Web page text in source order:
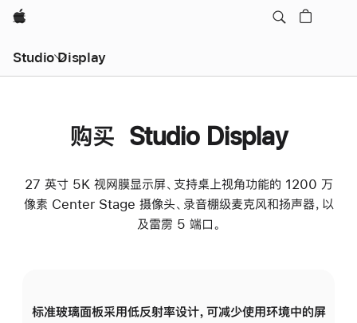
Apple
Studio Display
购买 Studio Display
27 英寸 5K 视网膜显示屏、支持桌上视角功能的 1200 万
像素 Center Stage 摄像头、录音棚级麦克风和扬声器，以
及雷雳 5 端口。
标准玻璃面板采用低反射率设计，可减少使用环境中的屏